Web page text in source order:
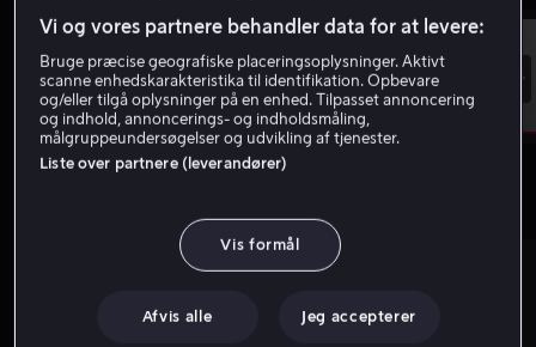
Live
Storbritanniens Grand Prix
Motorsport Træning
Moto3
13.10-14.30
Vi og vores partnere behandler data for at levere:
Bruge præcise geografiske placeringsoplysninger. Aktivt
scanne enhedskarakteristika til identifikation. Opbevare
og/eller tilgå oplysninger på en enhed. Tilpasset annoncering
og indhold, annoncerings- og indholdsmåling,
målgruppeundersøgelser og udvikling af tjenester.
Liste over partnere (leverandører)
Vis formål
Afvis alle Jeg accepterer